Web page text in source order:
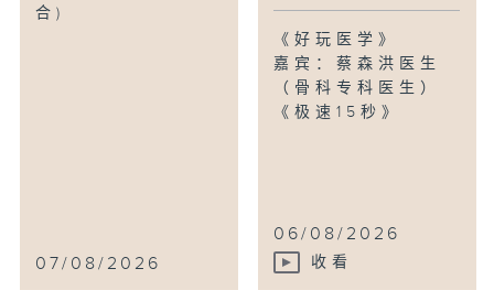
合)
07/08/2026
《好玩医学》
嘉宾：蔡森洪医生
（骨科专科医生）
《极速15秒》
06/08/2026
收看